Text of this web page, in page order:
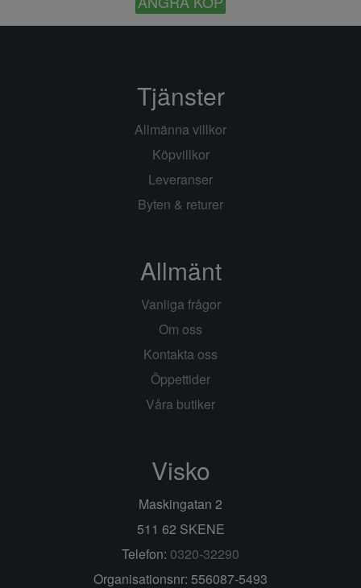
Tjänster
Allmänna villkor
Köpvillkor
Leveranser
Byten & returer
Allmänt
Vanliga frågor
Om oss
Kontakta oss
Öppettider
Våra butiker
Visko
Maskingatan 2
511 62 SKENE
Telefon: 0320-32290
Organisationsnr: 556087-5493